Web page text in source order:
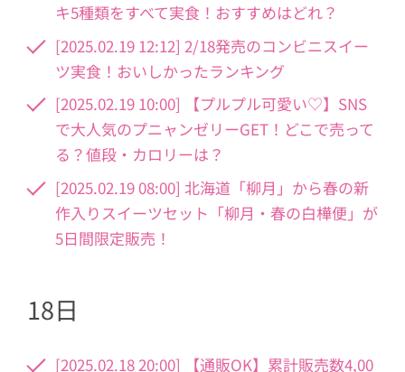
キ5種類をすべて実食！おすすめはどれ？
[2025.02.19 12:12] 2/18発売のコンビニスイー
ツ実食！おいしかったランキング
[2025.02.19 10:00] 【プルプル可愛い♡】SNS
で大人気のプニャンゼリーGET！どこで売って
る？値段・カロリーは？
[2025.02.19 08:00] 北海道「柳月」から春の新
作入りスイーツセット「柳月・春の白樺便」が
5日間限定販売！
18日
[2025.02.18 20:00] 【通販OK】累計販売数4,00